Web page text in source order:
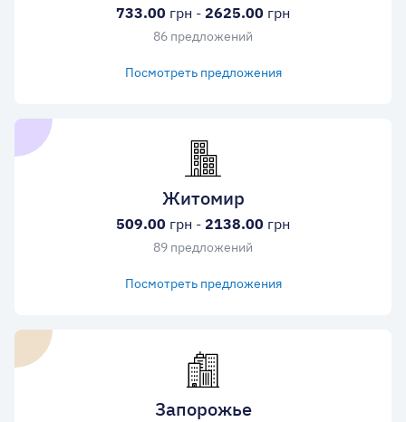
733.00 грн - 2625.00 грн
86 предложений
Посмотреть предложения
Житомир
509.00 грн - 2138.00 грн
89 предложений
Посмотреть предложения
Запорожье